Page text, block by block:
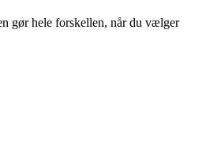
gør hele forskellen, når du vælger